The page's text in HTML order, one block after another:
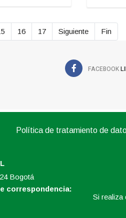
16 17 Siguiente Fin
FACEBOOK
Política de tratamiento de
Bogotá
correspondencia:
Si realiza